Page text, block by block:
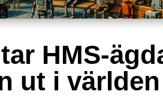
HMS-
ut i världen